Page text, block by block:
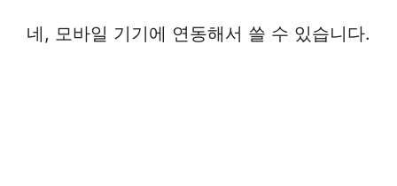
네, 모바일 기기에 연동해서 쓸 수 있습니다.